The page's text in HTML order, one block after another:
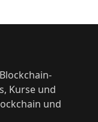
Kurse und
und